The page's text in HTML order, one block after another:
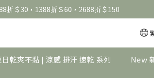
折＄30，1388折＄60，2688折＄150
折＄30，1388折＄60，2688折＄150
折＄30，1388折＄60，2688折＄150
日乾爽不黏 | 涼感 排汗 速乾 系列 New